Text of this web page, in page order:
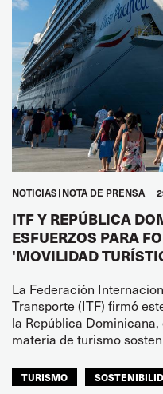
NOTICIAS NOTA DE PRENSA
ITF Y REPÚBLICA
ESFUERZOS PARA
'MOVILIDAD
La Federación
Transporte (ITF) firmó
la República
materia de turismo
TURISMO